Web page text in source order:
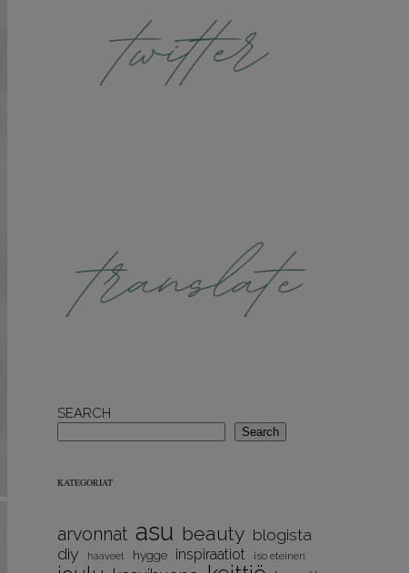
SEARCH
Search
KATEGORIAT
arvonnat asu beauty blogista
diy haaveet hygge inspiraatiot iso eteinen